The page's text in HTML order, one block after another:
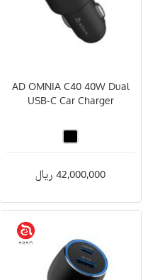
AD OMNIA C40 40W Dual
USB-C Car Charger
42,000,000 ریال